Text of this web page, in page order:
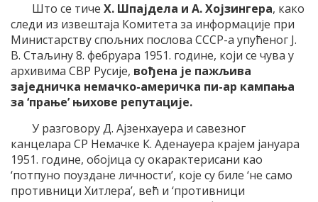
Што се тиче Х. Шпајдела и А. Хојзингера, како
следи из извештаја Комитета за информације при
Министарству спољних послова СССР-а упућеног Ј.
В. Стаљину 8. фебруара 1951. године, који се чува у
архивима СВР Русије, вођена је пажљива
заједничка немачко-америчка пи-ар кампања
за ‘прање’ њихове репутације.
У разговору Д. Ајзенхауера и савезног
канцелара СР Немачке К. Аденауера крајем јануара
1951. године, обојица су окарактерисани као
‘потпуно поуздане личности’, које су биле ‘не само
противници Хитлера’, већ и ‘противници